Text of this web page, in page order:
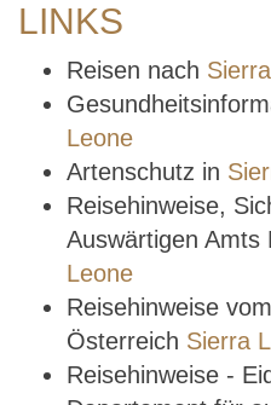
LINKS
Reisen nach
Leone
Artenschutz in
Reisehinweise,
Auswärtigen Amts
Leone
Reisehinweise
Österreich Sierra
Reisehinweise -